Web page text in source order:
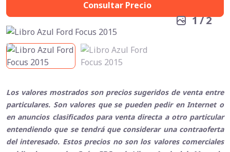
Consultar Precio
1/2
Los valores mostrados son precios sugeridos de venta entre
particulares. Son valores que se pueden pedir en Internet o
en anuncios clasificados para venta directa a otro particular
entendiendo que se tendrá que considerar una contraoferta
del interesado. Estos precios no son los valores comerciales